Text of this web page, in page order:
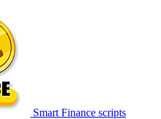
Smart Finance scripts